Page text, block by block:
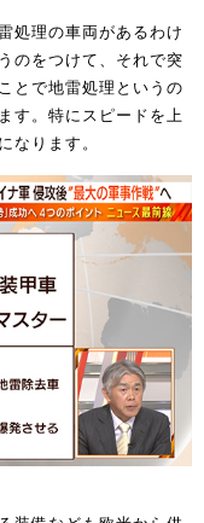
処理の車両があるわけ
のをつけて、それで突
とで地雷処理というの
す。特にスピードを上
なります。